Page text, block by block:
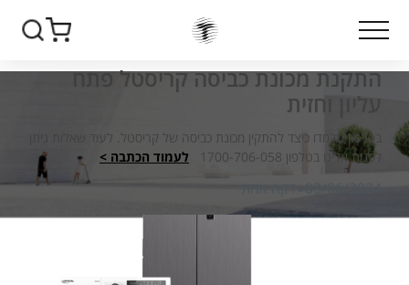
התקנת מכונת כביסה קריסטל פתח
עליון וחזית
בסרטון תלמדו כיצד להתקין מכונת כביסה של קריסטל. לעוד שאלות ניתן
לפנות אלינו בטלפון 1700-706-058
לעמוד הכתבה >